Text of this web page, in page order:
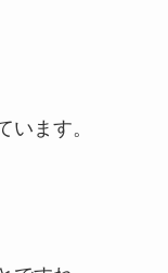
います。